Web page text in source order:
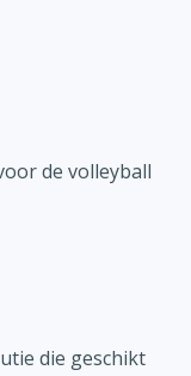
de volleyball
die geschikt